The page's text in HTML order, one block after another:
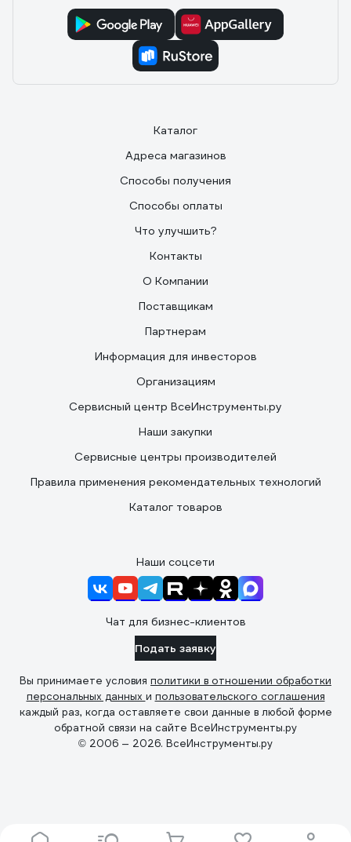
Каталог
Адреса магазинов
Способы получения
Способы оплаты
Что улучшить?
Контакты
О Компании
Поставщикам
Партнерам
Информация для инвесторов
Организациям
Сервисный центр ВсеИнструменты.ру
Наши закупки
Сервисные центры производителей
Правила применения рекомендательных технологий
Каталог товаров
Наши соцсети
Чат для бизнес-клиентов
Подать заявку
Вы принимаете условия политики в отношении обработки
персональных данных и пользовательского соглашения
каждый раз, когда оставляете свои данные в любой форме
обратной связи на сайте ВсеИнструменты.ру
© 2006 — 2026. ВсеИнструменты.ру